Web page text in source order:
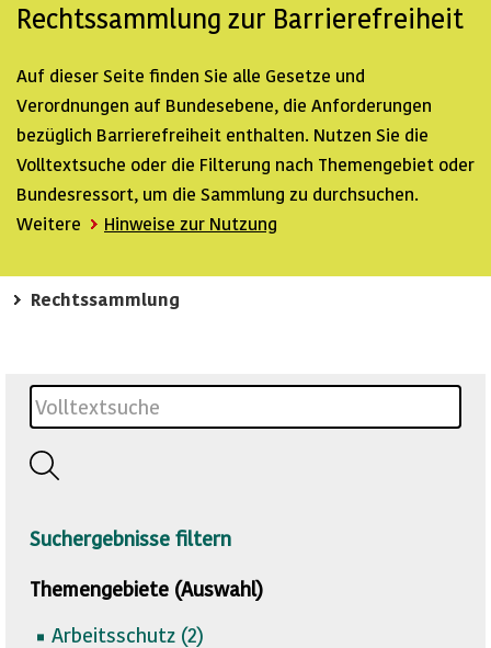
Rechtssammlung zur Barrierefreiheit
Auf dieser Seite finden Sie alle Gesetze und
Verordnungen auf Bundesebene, die Anforderungen
bezüglich Barrierefreiheit enthalten. Nutzen Sie die
Volltextsuche oder die Filterung nach Themengebiet oder
Bundesressort, um die Sammlung zu durchsuchen.
Weitere
Hinweise zur Nutzung
Rechtssammlung
Suchergebnisse filtern
Themengebiete (Auswahl)
Arbeitsschutz (2)